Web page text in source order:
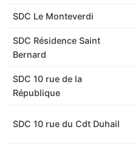
SDC Le Monteverdi
SDC Résidence Saint
Bernard
SDC 10 rue de la
République
SDC 10 rue du Cdt Duhail